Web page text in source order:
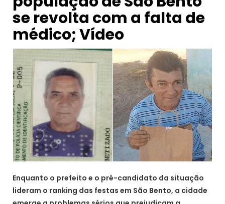
se revolta com a falta de
médico; Vídeo
Enquanto o prefeito e o pré-candidato da situação
lideram o ranking das festas em São Bento, a cidade